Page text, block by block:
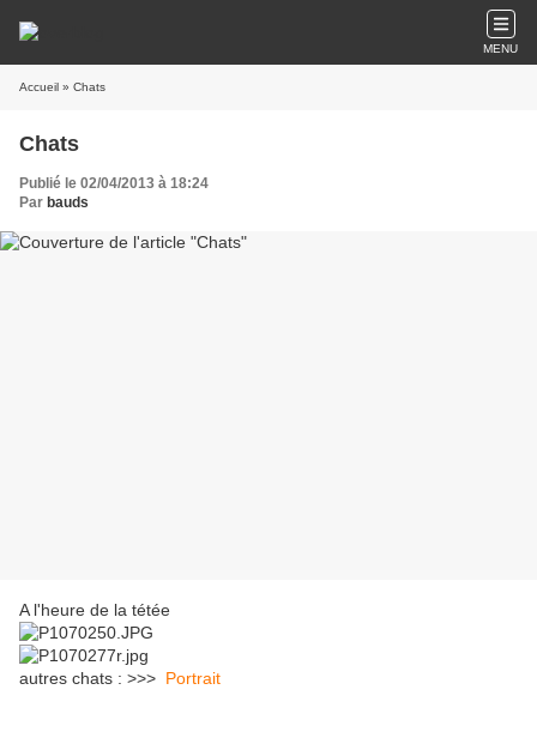
MENU
Accueil » Chats
Chats
Publié le 02/04/2013 à 18:24
Par bauds
A l'heure de la tétée
autres chats : >>> Portrait